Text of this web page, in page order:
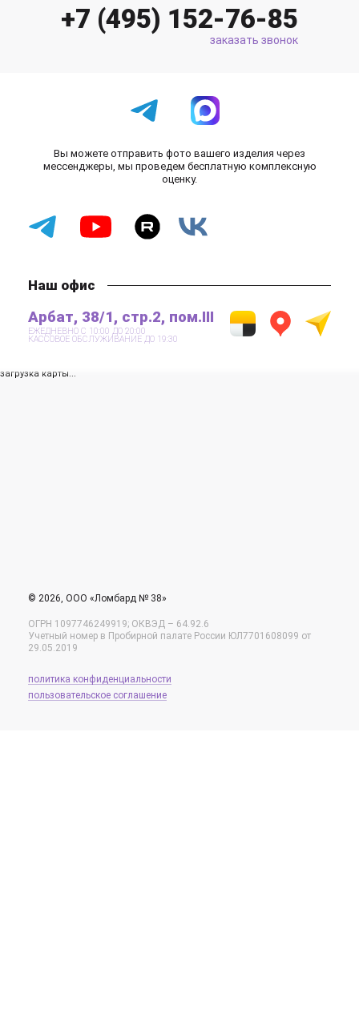
+7 (495) 152-76-85
заказать звонок
Вы можете отправить фото вашего изделия через
мессенджеры, мы проведем бесплатную комплексную
оценку.
Наш офис
Арбат, 38/1, стр.2, пом.III
ЕЖЕДНЕВНО С 10:00 ДО 20:00
КАССОВОЕ ОБСЛУЖИВАНИЕ ДО 19:30
загрузка карты...
© 2026, ООО «Ломбард № 38»
ОГРН 1097746249919; ОКВЭД – 64.92.6
Учетный номер в Пробирной палате России ЮЛ7701608099 от
29.05.2019
политика конфиденциальности
пользовательское соглашение